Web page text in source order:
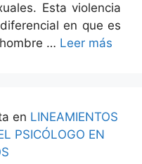
Esta vio­len­cia
en que es
… Leer más
en LINEAMIENTOS
PSICÓLOGO EN